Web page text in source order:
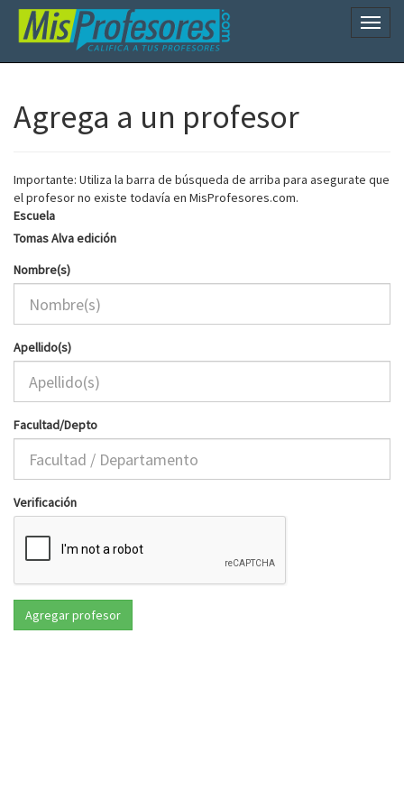
Agrega a un profesor
Importante: Utiliza la barra de búsqueda de arriba para asegurate que
el profesor no existe todavía en MisProfesores.com.
Escuela
Tomas Alva edición
Nombre(s)
Apellido(s)
Facultad/Depto
Verificación